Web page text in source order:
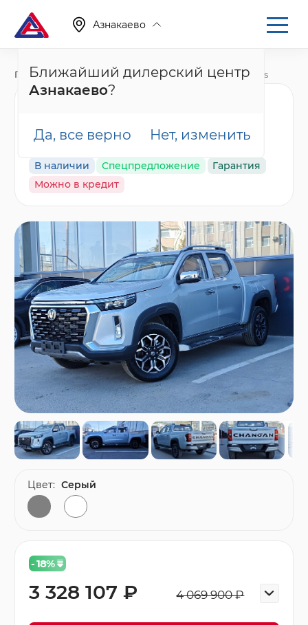
Азнакаево
Ближайший дилерский центр
Азнакаево?
Да, все верно Нет, изменить
Главная Каталог Новые автомобили Hunter Plus
Люкс, серый
В наличии Спецпредложение
Гарантия
Можно в кредит
- 18%
4 069 900 ₽
3 328 107 ₽
Цвет: Серый